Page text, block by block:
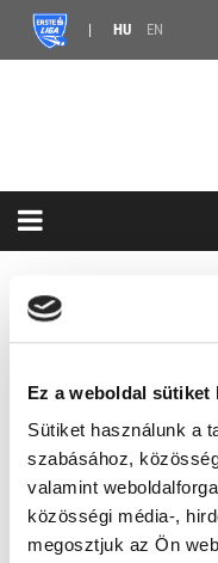
Ez a weboldal sütiket
Sütiket használunk a
szabásához,
valamint
közösségi média-,
megosztjuk az Ön
HU EN
POZSGAI TAMÁS
POZSGAI
IS A BJA
2026.06.01. 14:00 | 2